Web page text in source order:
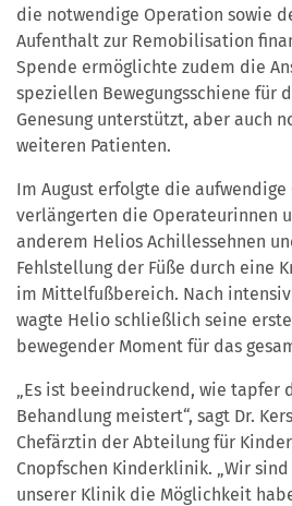
die notwendige Operation sowie
Aufenthalt zur Remobilisation
Spende ermöglichte zudem die
speziellen Bewegungsschiene für
Genesung unterstützt, aber auch
weiteren Patienten.
Im August erfolgte die
verlängerten die Operateurinnen
anderem Helios Achillessehnen
Fehlstellung der Füße durch eine
im Mittelfußbereich. Nach
wagte Helio schließlich seine
bewegender Moment für das
„Es ist beeindruckend, wie tapfer
Behandlung meistert“, sagt Dr.
Chefärztin der Abteilung für
Cnopfschen Kinderklinik. „Wir
unserer Klinik die Möglichkeit